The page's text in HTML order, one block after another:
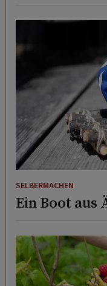
SELBERMACHEN
Ein Boot aus